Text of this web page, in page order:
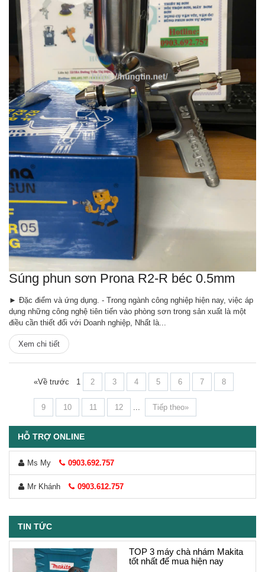
HỖ TRỢ ONLINE
Ms My 0903.692.757
Mr Khánh 0903.612.757
TIN TỨC
Tìm hiểu về máy chà nhám
Súng phun sơn Prona R2-R béc 0.5mm
► Đặc điểm và ứng dụng. - Trong ngành công nghiệp hiện nay, việc áp
dụng những công nghệ tiên tiến vào phòng sơn trong sản xuất là một
điều cần thiết đối với Doanh nghiệp, Nhất là...
Xem chi tiết
«Về trước 1 2 3 4 5 6 7 8
9 10 11 12 Tiếp theo»